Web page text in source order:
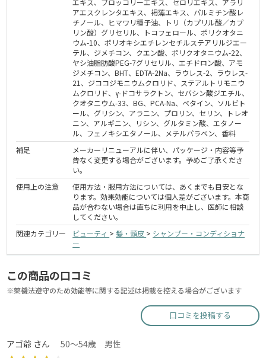
エキス、ブロッコリーエキス、セロリエキス、アラリ
アエスクレンタエキス、褐藻エキス、パルミチン酸レ
チノール、ヒマワリ種子油、トリ（カプリル酸／カプ
リン酸）グリセリル、トコフェロール、ポリクオタニ
ウム-10、ポリオキシエチレンセチルステアリルジエー
テル、ジメチコン、クエン酸、ポリクオタニウム-22、
ヤシ油脂肪酸PEG-7グリセリル、エチドロン酸、アモ
ジメチコン、BHT、EDTA-2Na、ラウレス-2、ラウレス-
21、ジココジモニウムクロリド、ステアルトリモニウ
ムクロリド、γ-ドコサラクトン、セバシン酸ジエチル、
クオタニウム-33、BG、PCA-Na、ベタイン、ソルビト
ール、グリシン、アラニン、プロリン、セリン、トレオ
ニン、アルギニン、リシン、グルタミン酸、エタノー
ル、フェノキシエタノール、メチルパラベン、香料
補足
メーカーリニューアルに伴い、パッケージ・内容等予
告なく変更する場合がございます。予めご了承くださ
い。
使用上の注意
使用方法・服用方法については、あくまでも目安とな
ります。効果効能については個人差がございます。本商
品が合わない場合は直ちに利用を中止し、医師に相談
してください。
関連カテゴリー
ビューティ >髪・頭皮 > シャンプー・コンディショナ
ー
この商品の口コミ
※薬機法遵守のため効能等に関する記述は掲載を控える場合がございます
口コミを投稿する
アゴ爺 さん 50～54歳 男性